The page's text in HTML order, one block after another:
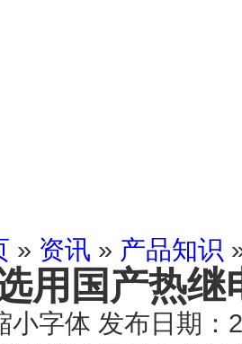
» 资讯 » 产品知识
用国产热继
发布日期：